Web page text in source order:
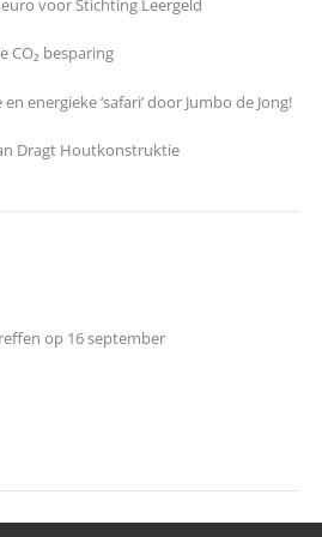
CO₂ besparing
energieke ‘safari’ door Jumbo de Jong!
Dragt Houtkonstruktie
op 16 september